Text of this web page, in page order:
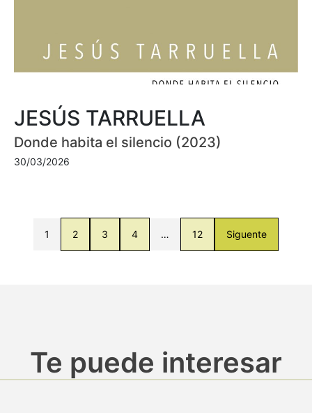
JESÚS TARRUELLA
Donde habita el silencio (2023)
30/03/2026
1 2 3 4 … 12 Siguente
Te puede interesar